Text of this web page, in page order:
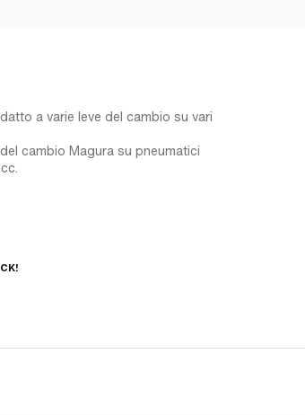
a varie leve del cambio su vari
cambio Magura su pneumatici